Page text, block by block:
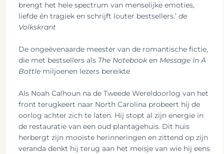
brengt het hele spectrum van menselijke emoties,
liefde én tragiek en schrijft louter bestsellers.’ de
Volkskrant
De ongeëvenaarde meester van de romantische fictie,
die met bestsellers als The Notebooken Message In A
Bottlemiljoenen lezers bereikte
Als Noah Calhoun na de Tweede Wereldoorlog van het
front terugkeert naar North Carolina probeert hij de
oorlog achter zich te laten. Hij stopt al zijn energie in
de restauratie van een oud plantagehuis. Dit huis
herbergt zijn mooiste herinneringen en zittend op zijn
veranda denkt hij terug aan het meisje van wie hij eens